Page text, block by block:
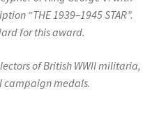
“THE 1939–1945 STAR”.
for this award.
of British WWII militaria,
campaign medals.